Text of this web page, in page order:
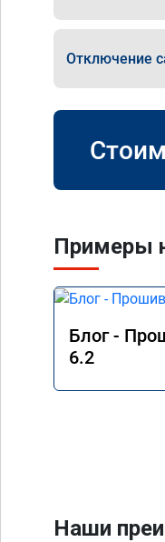
Отключение
Примеры
Блог -
6.2
Наши